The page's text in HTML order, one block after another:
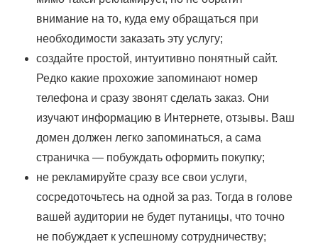
внимание на то, куда ему обращаться при
необходимости заказать эту услугу;
создайте простой, интуитивно понятный сайт.
Редко какие прохожие запоминают номер
телефона и сразу звонят сделать заказ. Они
изучают информацию в Интернете, отзывы. Ваш
домен должен легко запоминаться, а сама
страничка — побуждать оформить покупку;
не рекламируйте сразу все свои услуги,
сосредоточьтесь на одной за раз. Тогда в голове
вашей аудитории не будет путаницы, что точно
не побуждает к успешному сотрудничеству;